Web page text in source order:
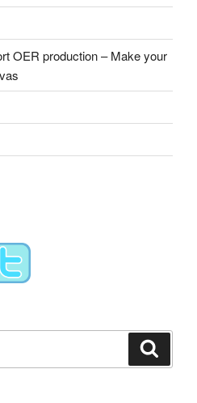
OER production – Make your